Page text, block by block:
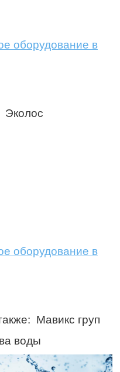
оборудование в
Эколос
оборудование в
Мавикс груп
воды